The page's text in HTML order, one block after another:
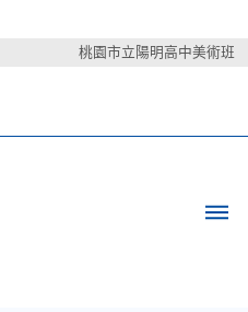
桃園市立陽明高中美術班